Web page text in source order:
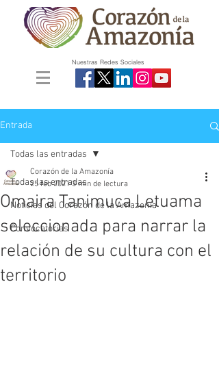
Nuestras Redes Sociales
Entrada
Todas las entradas
Noticias del Corazón de la Amazonía
Convocatorias
Todas las entradas
Omaira Tanimuca Letuama
seleccionada para narrar la
relación de su cultura con el
territorio
Corazón de la Amazonía
25 feb 2021 3 min de lectura